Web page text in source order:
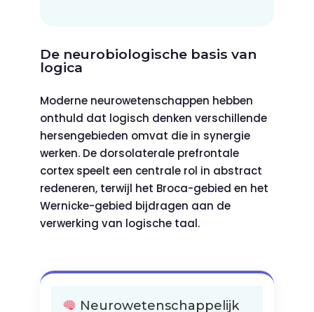
De neurobiologische basis van
logica
Moderne neurowetenschappen hebben
onthuld dat logisch denken verschillende
hersengebieden omvat die in synergie
werken. De dorsolaterale prefrontale
cortex speelt een centrale rol in abstract
redeneren, terwijl het Broca-gebied en het
Wernicke-gebied bijdragen aan de
verwerking van logische taal.
Neurowetenschappelijk